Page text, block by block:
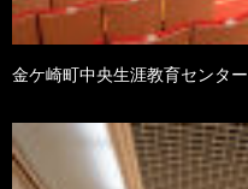
金ケ崎町中央生涯教育センター